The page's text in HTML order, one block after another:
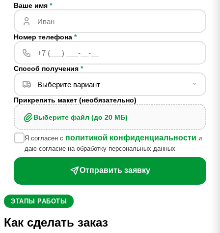
Ваше имя *
Номер телефона *
Способ получения *
Прикрепить макет (необязательно)
Выберите файл (до 20 МБ)
Я согласен с политикой конфиденциальности и
даю согласие на обработку персональных данных
Отправить заявку
ЭТАПЫ РАБОТЫ
Как сделать заказ